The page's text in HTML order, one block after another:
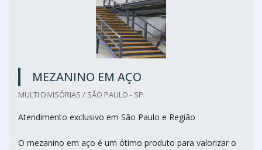
MEZANINO EM AÇO
MULTI DIVISÓRIAS / SÃO PAULO - SP
Atendimento exclusivo em São Paulo e Região
O mezanino em aço é um ótimo produto para valorizar o